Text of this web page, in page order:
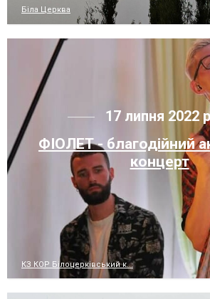
Біла Церква
17 липня 2022
ФІОЛЕТ - благодійний
концерт
КЗ КОР Білоцерківський к...